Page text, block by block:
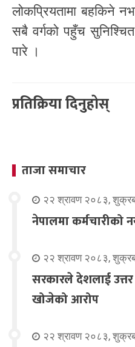
लोकप्रियतामा बहकिने
सबै वर्गको पहुँच
पारे ।
प्रतिक्रिया दिनुहोस्
ताजा समाचार
२२ श्रावण २०८३,
नेपालमा कर्मचारीको
२२ श्रावण २०८३,
सरकारले देशलाई
खोजेको आरोप
२२ श्रावण २०८३,